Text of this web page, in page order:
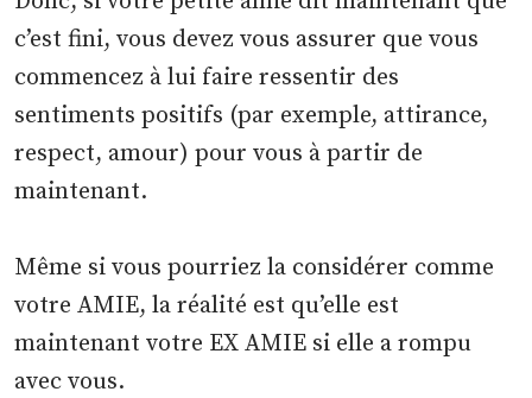
c’est fini, vous devez vous assurer que vous
commencez à lui faire ressentir des
sentiments positifs (par exemple, attirance,
respect, amour) pour vous à partir de
maintenant.
Même si vous pourriez la considérer comme
votre AMIE, la réalité est qu’elle est
maintenant votre EX AMIE si elle a rompu
avec vous.